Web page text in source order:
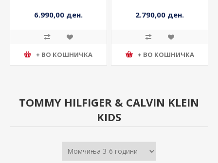
6.990,00 ден. 2.790,00 ден.
TOMMY HILFIGER & CALVIN KLEIN
KIDS